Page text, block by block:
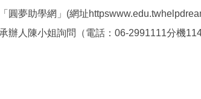
助學網」(網址
人陳小姐詢問（電話：06-2991111分機